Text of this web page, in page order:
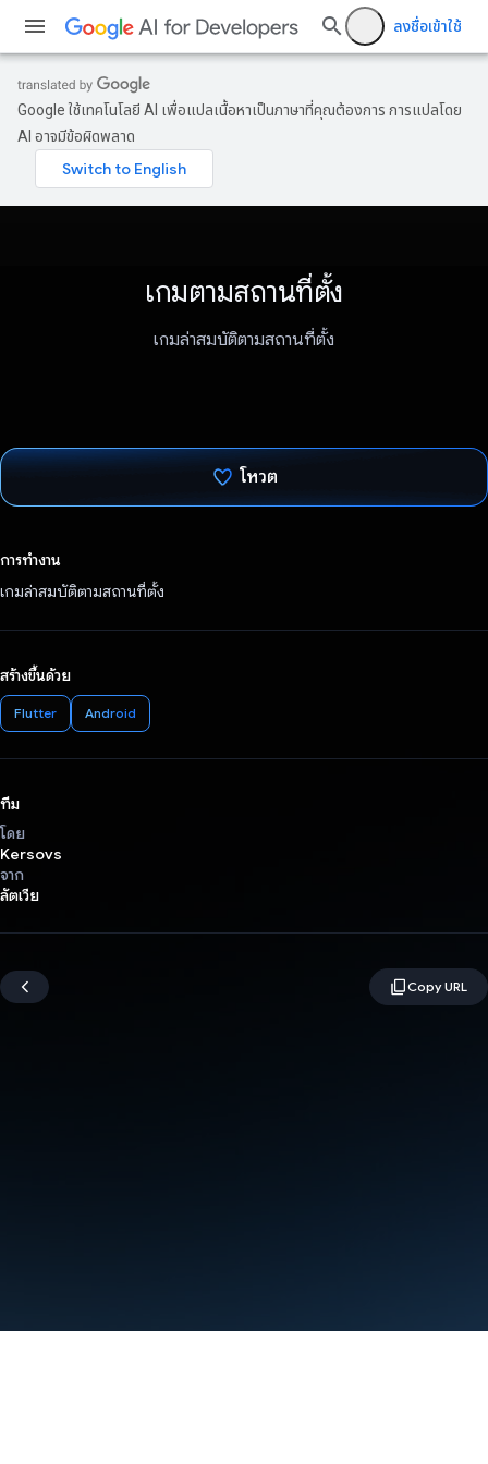
ลงชื่อเข้าใช้
Google ใช้เทคโนโลยี AI เพื่อแปลเนื้อหาเป็นภาษาที่คุณต้องการ การแปลโดย
AI อาจมีข้อผิดพลาด
เกมตามสถานที่ตั้ง
เกมล่าสมบัติตามสถานที่ตั้ง
โหวต
การทำงาน
เกมล่าสมบัติตามสถานที่ตั้ง
สร้างขึ้นด้วย
Flutter Android
ทีม
โดย
Kersovs
จาก
ลัตเวีย